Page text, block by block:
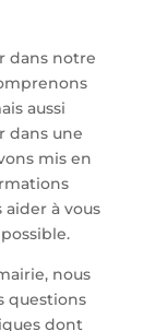
dans notre
aussi
dans une
mis en
à vous
nous
questions
dont